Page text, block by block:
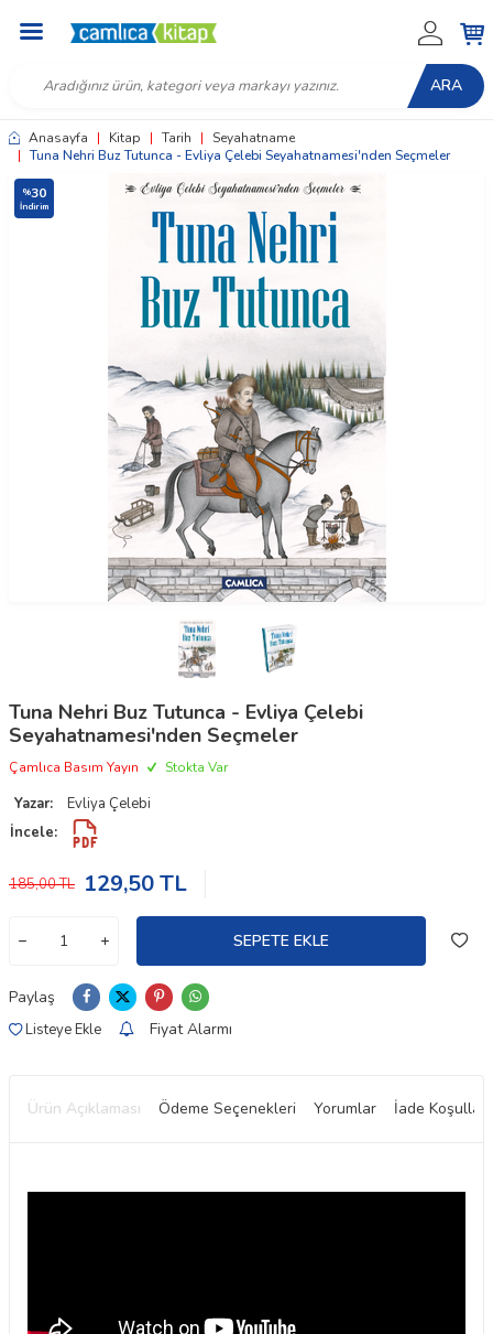
ARA
Anasayfa | Kitap | Tarih | Seyahatname
| Tuna Nehri Buz Tutunca - Evliya Çelebi Seyahatnamesi'nden Seçmeler
%30
İndirim
Tuna Nehri Buz Tutunca - Evliya Çelebi
Seyahatnamesi'nden Seçmeler
Çamlıca Basım Yayın Stokta Var
Yazar:
Evliya Çelebi
İncele:
185,00TL 129,50TL
SEPETE EKLE
Paylaş
Listeye Ekle Fiyat Alarmı
Ürün Açıklaması Ödeme Seçenekleri Yorumlar İade Koşulları